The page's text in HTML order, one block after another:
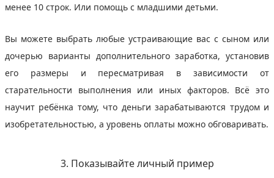
менее 10 строк. Или помощь с младшими детьми.
Вы можете выбрать любые устраивающие вас с сыном или
дочерью варианты дополнительного заработка, установив
его размеры и пересматривая в зависимости от
старательности выполнения или иных факторов. Всё это
научит ребёнка тому, что деньги зарабатываются трудом и
изобретательностью, а уровень оплаты можно обговаривать.
3. Показывайте личный пример